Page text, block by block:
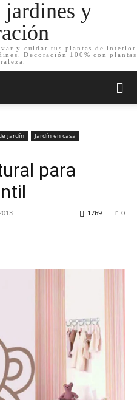
jardines y
y cuidar tus plantas de interior
Decoración 100% con plantas
jardín
Jardín en casa
para
0
1769